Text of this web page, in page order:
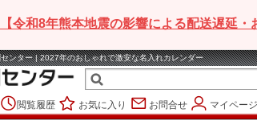
【令和8年熊本地震の影響による配送遅延・
ンター | 2027年のおしゃれで激安な名入れカレンダー
閲覧履歴 お気に入り お問合せ マイページ